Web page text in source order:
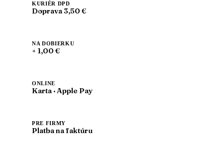
KURIÉR DPD
Doprava 3,50 €
NA DOBIERKU
+ 1,00 €
ONLINE
Karta · Apple Pay
PRE FIRMY
Platba na faktúru